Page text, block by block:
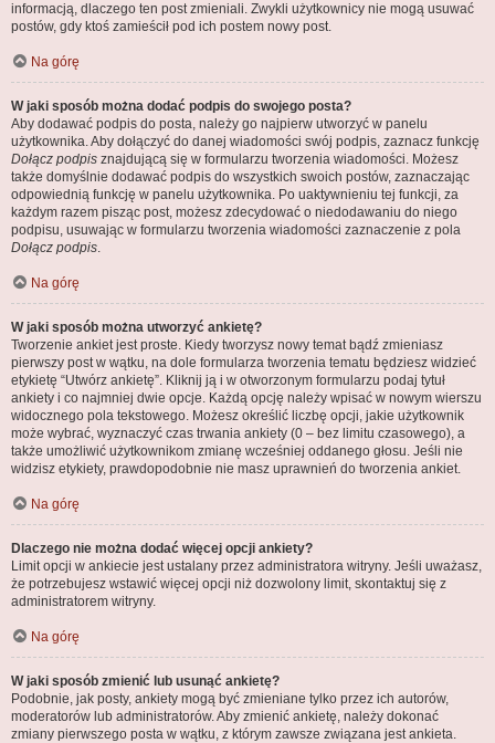
informacją, dlaczego ten post zmieniali. Zwykli użytkownicy nie mogą usuwać
postów, gdy ktoś zamieścił pod ich postem nowy post.
Na górę
W jaki sposób można dodać podpis do swojego posta?
Aby dodawać podpis do posta, należy go najpierw utworzyć w panelu
użytkownika. Aby dołączyć do danej wiadomości swój podpis, zaznacz funkcję
Dołącz podpis znajdującą się w formularzu tworzenia wiadomości. Możesz
także domyślnie dodawać podpis do wszystkich swoich postów, zaznaczając
odpowiednią funkcję w panelu użytkownika. Po uaktywnieniu tej funkcji, za
każdym razem pisząc post, możesz zdecydować o niedodawaniu do niego
podpisu, usuwając w formularzu tworzenia wiadomości zaznaczenie z pola
Dołącz podpis.
Na górę
W jaki sposób można utworzyć ankietę?
Tworzenie ankiet jest proste. Kiedy tworzysz nowy temat bądź zmieniasz
pierwszy post w wątku, na dole formularza tworzenia tematu będziesz widzieć
etykietę “Utwórz ankietę”. Kliknij ją i w otworzonym formularzu podaj tytuł
ankiety i co najmniej dwie opcje. Każdą opcję należy wpisać w nowym wierszu
widocznego pola tekstowego. Możesz określić liczbę opcji, jakie użytkownik
może wybrać, wyznaczyć czas trwania ankiety (0 – bez limitu czasowego), a
także umożliwić użytkownikom zmianę wcześniej oddanego głosu. Jeśli nie
widzisz etykiety, prawdopodobnie nie masz uprawnień do tworzenia ankiet.
Na górę
Dlaczego nie można dodać więcej opcji ankiety?
Limit opcji w ankiecie jest ustalany przez administratora witryny. Jeśli uważasz,
że potrzebujesz wstawić więcej opcji niż dozwolony limit, skontaktuj się z
administratorem witryny.
Na górę
W jaki sposób zmienić lub usunąć ankietę?
Podobnie, jak posty, ankiety mogą być zmieniane tylko przez ich autorów,
moderatorów lub administratorów. Aby zmienić ankietę, należy dokonać
zmiany pierwszego posta w wątku, z którym zawsze związana jest ankieta.